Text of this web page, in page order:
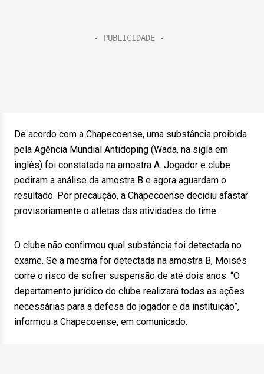
De acordo com a Chapecoense, uma substância proibida
pela Agência Mundial Antidoping (Wada, na sigla em
inglês) foi constatada na amostra A. Jogador e clube
pediram a análise da amostra B e agora aguardam o
resultado. Por precaução, a Chapecoense decidiu afastar
provisoriamente o atletas das atividades do time.
O clube não confirmou qual substância foi detectada no
exame. Se a mesma for detectada na amostra B, Moisés
corre o risco de sofrer suspensão de até dois anos. “O
departamento jurídico do clube realizará todas as ações
necessárias para a defesa do jogador e da instituição”,
informou a Chapecoense, em comunicado.